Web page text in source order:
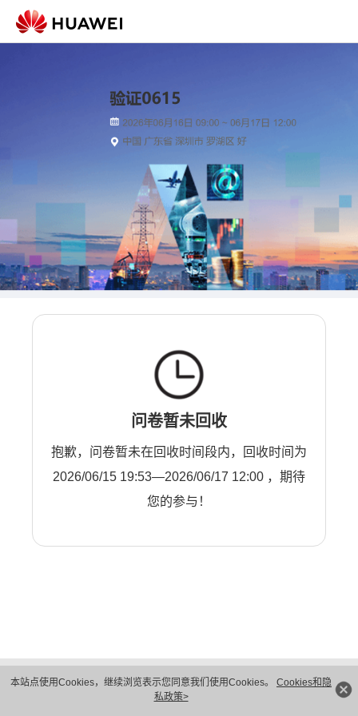
本站点使用Cookies，继续浏览表示您同意我们使用Cookies。 Cookies和隐
私政策>
问卷暂未回收
抱歉，问卷暂未在回收时间段内，回收时间为
2026/06/15 19:53—2026/06/17 12:00 ，期待
您的参与！
隐私保护
法律声明